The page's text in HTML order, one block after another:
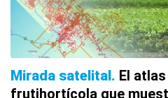
Mirada satelital El
frutihortícola que